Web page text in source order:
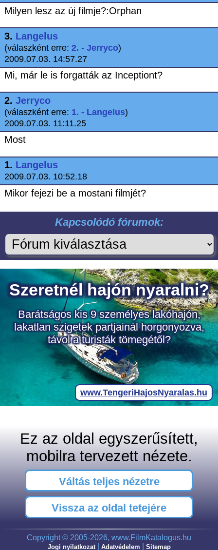
Milyen lesz az új filmje?:Orphan
3. Langelus
(válaszként erre: 2. - Jerryco)
2009.07.03. 14:57.27
Mi, már le is forgatták az Inceptiont?
2. Jerryco
(válaszként erre: 1. - Langelus)
2009.07.03. 11:11.25
Most
1. Langelus
2009.07.03. 10:52.18
Mikor fejezi be a mostani filmjét?
Kapcsolódó fórumok:
Ez az oldal egyszerűsített,
mobilra tervezett nézete.
Váltás teljes nézetre
Vissza az oldal tetejére
Copyright © 2005-2026, www.FilmKatalogus.hu
Jogi nyilatkozat| Adatvédelem Sitemap